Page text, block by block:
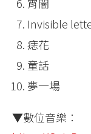
Invisible
痣花
童話
夢一場
▼數位音樂：